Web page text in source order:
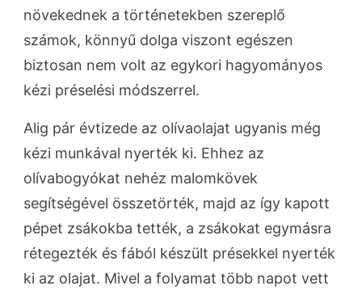
növekednek a történetekben szereplő
számok, könnyű dolga viszont egészen
biztosan nem volt az egykori hagyományos
kézi préselési módszerrel.
Alig pár évtizede az olívaolajat ugyanis még
kézi munkával nyerték ki. Ehhez az
olívabogyókat nehéz malomkövek
segítségével összetörték, majd az így kapott
pépet zsákokba tették, a zsákokat egymásra
rétegezték és fából készült présekkel nyerték
ki az olajat. Mivel a folyamat több napot vett